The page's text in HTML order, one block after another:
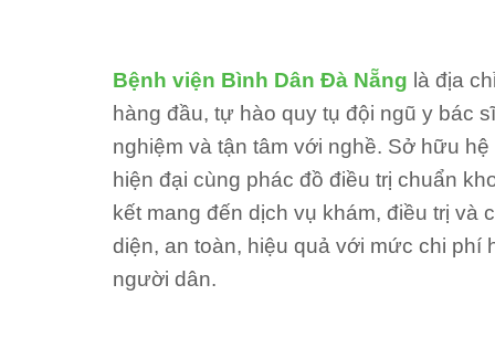
Bệnh viện Bình Dân Đà Nẵng là địa
hàng đầu, tự hào quy tụ đội ngũ y bác
nghiệm và tận tâm với nghề. Sở hữu
hiện đại cùng phác đồ điều trị chuẩn
kết mang đến dịch vụ khám, điều trị và
diện, an toàn, hiệu quả với mức chi phí
người dân.